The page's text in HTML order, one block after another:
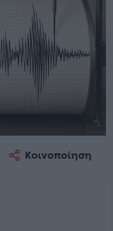
Κοινοποίηση